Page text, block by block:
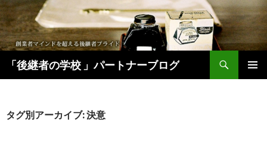
「後継者の学校 」パートナーブログ
検
ン
タグ別アーカイブ: 決意